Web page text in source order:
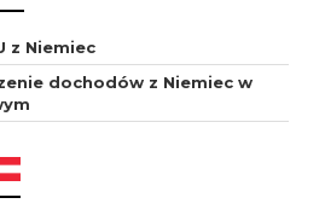
z Niemiec
dochodów z Niemiec w